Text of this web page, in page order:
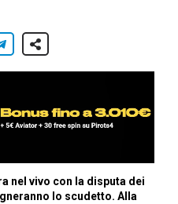
nel vivo con la disputa dei
lo scudetto. Alla